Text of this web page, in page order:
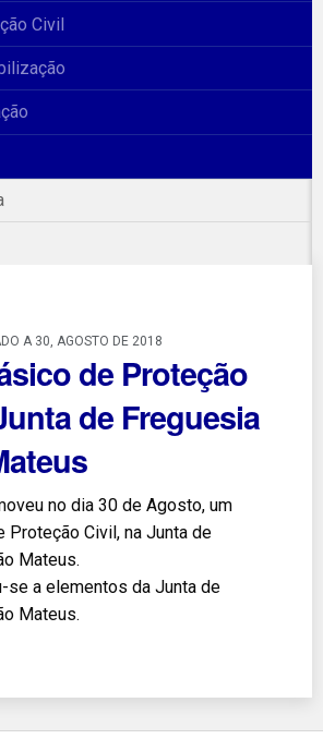
Civil
A 30, AGOSTO DE 2018
de Proteção
de Freguesia
no dia 30 de Agosto, um
Proteção Civil, na Junta de
Mateus.
se a elementos da Junta de
Mateus.